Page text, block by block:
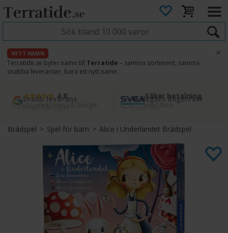
NYTT NAMN
Terratide.se byter namn till Terratide – samma sortiment, samma
snabba leveranser, bara ett nytt namn.
×
4.8
Läs omdömen på Google
Säker betalning
Snabb leverans
Direkt från lager
45 dagars ångerrätt
Brädspel>Spel för barn>Alice i Underlandet Brädspel